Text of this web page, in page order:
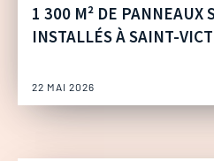
1 300 M² DE PANNEAUX
INSTALLÉS À SAINT-
22 MAI 2026